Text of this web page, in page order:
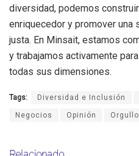
diversidad, podemos
enriquecedor y promover una
justa. En Minsait, estamos
y trabajamos activamente
todas sus dimensiones.
Tags: Diversidad e Inclusión
Negocios Opinión Orgullo